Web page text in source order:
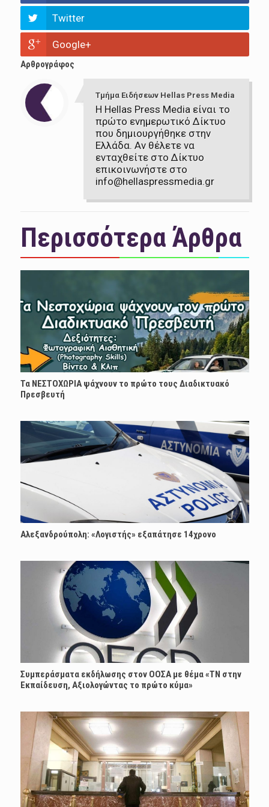
Twitter
Google+
Αρθρογράφος
Τμήμα Ειδήσεων Hellas Press Media
Η Hellas Press Media είναι το
πρώτο ενημερωτικό Δίκτυο
που δημιουργήθηκε στην
Ελλάδα. Αν θέλετε να
ενταχθείτε στο Δίκτυο
επικοινωνήστε στο
info@hellaspressmedia.gr
Περισσότερα Άρθρα
Τα ΝΕΣΤΟΧΩΡΙΑ ψάχνουν το πρώτο τους Διαδικτυακό
Πρεσβευτή
Αλεξανδρούπολη: «Λογιστής» εξαπάτησε 14χρονο
Συμπεράσματα εκδήλωσης στον ΟΟΣΑ με θέμα «ΤΝ στην
Εκπαίδευση, Αξιολογώντας το πρώτο κύμα»